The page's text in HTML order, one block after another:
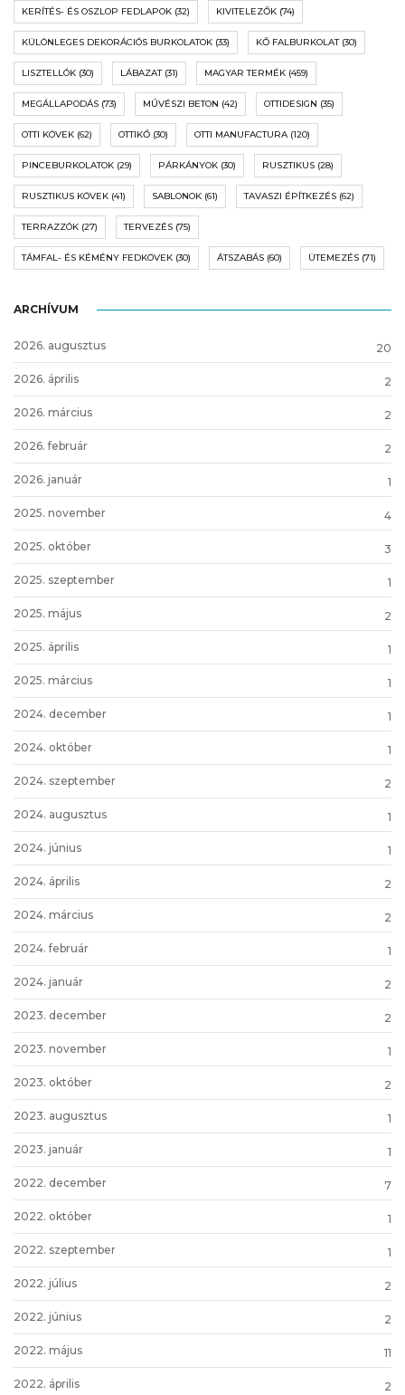
KERÍTÉS- ÉS OSZLOP FEDLAPOK (32) KIVITELEZŐK (74)
KÜLÖNLEGES DEKORÁCIÓS BURKOLATOK (33) KŐ FALBURKOLAT(30)
LISZTELLÓK (30) LÁBAZAT(31) MAGYAR TERMÉK (459)
MEGÁLLAPODÁS (73) MŰVÉSZI BETON (42) OTTIDESIGN (35)
OTTI KÖVEK (62) OTTIKŐ (30) OTTI MANUFACTURA(120)
PINCEBURKOLATOK (29) PÁRKÁNYOK (30) RUSZTIKUS (28)
RUSZTIKUS KÖVEK (41) SABLONOK (61) TAVASZI ÉPÍTKEZÉS (62)
TERRAZZÓK (27) TERVEZÉS (75)
TÁMFAL- ÉS KÉMÉNY FEDKÖVEK (30) ÁTSZABÁS (60) ÜTEMEZÉS (71)
ARCHÍVUM
2026. augusztus 20
2026. április 2
2026. március 2
2026. február 2
2026. január 1
2025. november 4
2025. október 3
2025. szeptember 1
2025. május 2
2025. április 1
2025. március 1
2024. december 1
2024. október 1
2024. szeptember 2
2024. augusztus 1
2024. június 1
2024. április 2
2024. március 2
2024. február 1
2024. január 2
2023. december 2
2023. november 1
2023. október 2
2023. augusztus 1
2023. január 1
2022. december 7
2022. október 1
2022. szeptember 1
2022. július 2
2022. június 2
2022. május 11
2022. április 2